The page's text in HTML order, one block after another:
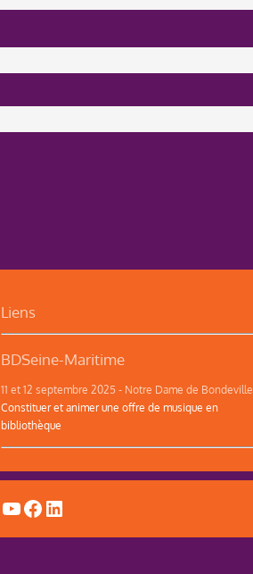
Liens
BDSeine-Maritime
11 et 12 septembre 2025 - Notre Dame de Bondeville
Constituer et animer une offre de musique en
bibliothèque
YouTube
Facebook
LinkedIn